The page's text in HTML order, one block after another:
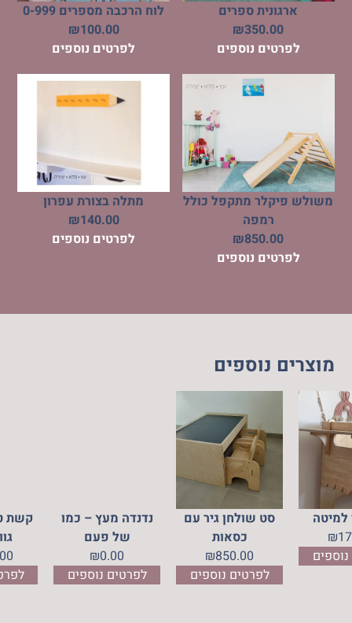
ארגונית ספרים
₪350.00
לפרטים נוספים
לוח הרכבה מספרים 0-999
₪100.00
לפרטים נוספים
משולש פיקלר מתקפל כולל
רמפה
₪850.00
לפרטים נוספים
מתלה בצורת עפרון
₪140.00
לפרטים נוספים
מוצרים נוספים
קשת
נדנדה מעץ – כמו
של פעם
₪0.00
לפרטים נוספים
סט שולחן גיר עם
כסאות
₪850.00
לפרטים נוספים
₪